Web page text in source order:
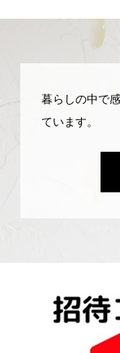
暮らしの中で
ています。